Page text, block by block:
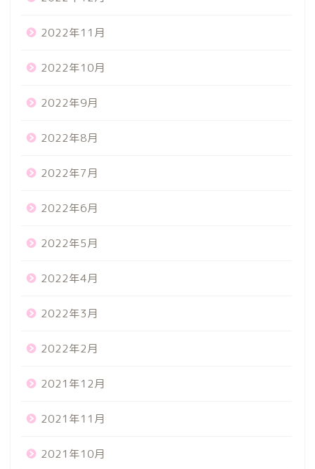
2022年11月
2022年10月
2022年9月
2022年8月
2022年7月
2022年6月
2022年5月
2022年4月
2022年3月
2022年2月
2021年12月
2021年11月
2021年10月